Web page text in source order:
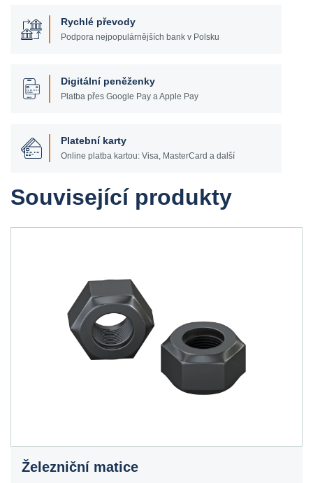
Rychlé převody
Podpora nejpopulárnějších bank v Polsku
Digitální peněženky
Platba přes Google Pay a Apple Pay
Platební karty
Online platba kartou: Visa, MasterCard a další
Související produkty
Železniční matice